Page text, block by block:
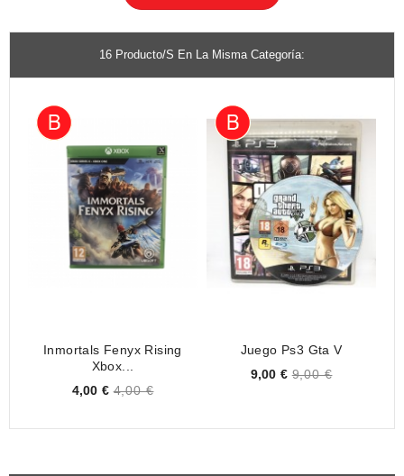
16 Producto/s En La Misma Categoría:
Inmortals Fenyx Rising
Xbox...
Price
4,00 € 4,00 €
Juego Ps3 Gta V
Price
9,00 € 9,00 €